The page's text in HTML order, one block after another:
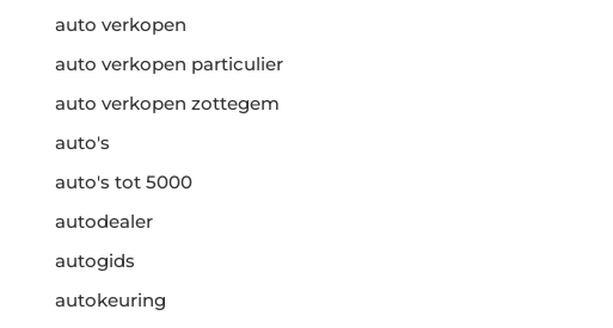
auto verkopen
auto verkopen particulier
auto verkopen zottegem
auto's
auto's tot 5000
autodealer
autogids
autokeuring